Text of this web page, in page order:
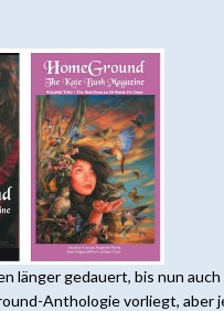
länger gedauert, bis nun
Anthologie vorliegt, aber